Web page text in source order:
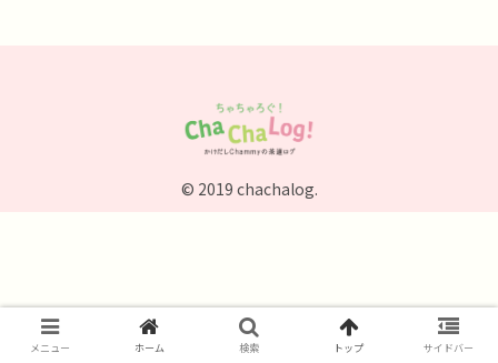
© 2019 chachalog.
メニュー ホーム 検索 トップ サイドバー